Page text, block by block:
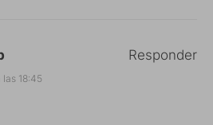
las 18:45
Responder